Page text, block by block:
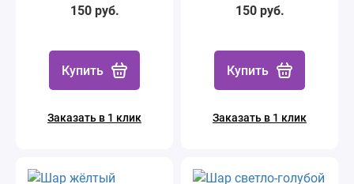
150 руб.
Купить
Заказать в 1 клик
150 руб.
Купить
Заказать в 1 клик